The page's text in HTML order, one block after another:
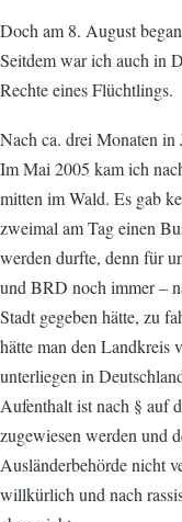
Doch am 8. August
Seitdem war ich auch in
Rechte eines Flüchtlings.
Nach ca. drei Monaten
Im Mai 2005 kam ich
mitten im Wald. Es gab
zweimal am Tag einen
werden durfte, denn für
und BRD noch immer –
Stadt gegeben hätte, zu
hätte man den Landkreis
unterliegen in
Aufenthalt ist nach § auf
zugewiesen werden und
Ausländerbehörde nicht
willkürlich und nach